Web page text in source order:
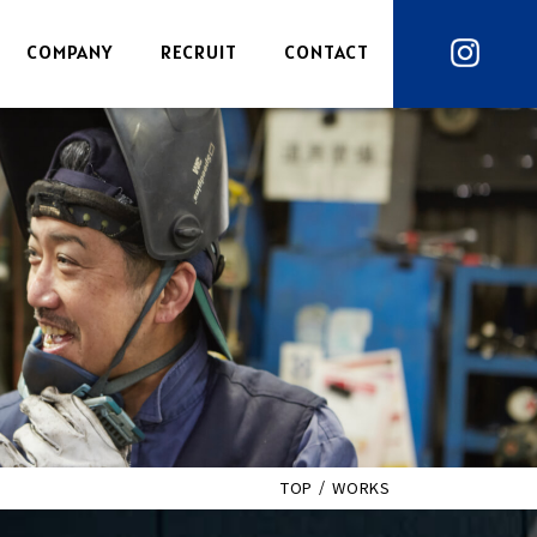
COMPANY RECRUIT CONTACT
TOP WORKS